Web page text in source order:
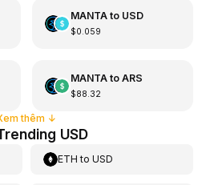
MANTAto USD
$0.059
MANTAto ARS
$88.32
thêm ↓
USD
ETH toUSD